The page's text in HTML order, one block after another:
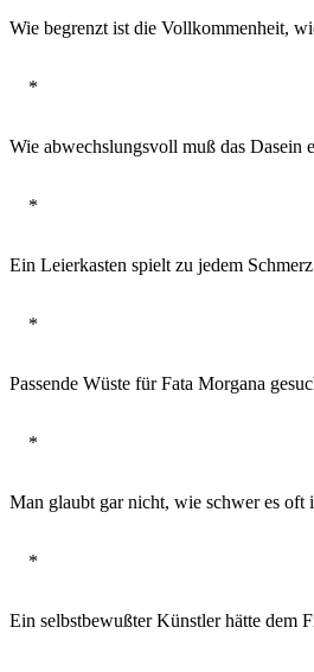
Wie begrenzt ist die Vollkommenheit,
*
Wie abwechslungsvoll muß das Dasein
*
Ein Leierkasten spielt zu jedem
*
Passende Wüste für Fata Morgana
*
Man glaubt gar nicht, wie schwer es oft
*
Ein selbstbewußter Künstler hätte dem